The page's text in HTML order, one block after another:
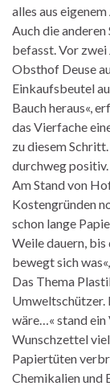
alles aus
Auch die
befasst. Vor
Obsthof Deuse
Einkaufsbeutel
Bauch heraus«,
das Vierfache
zu diesem
durchweg positiv.
Am Stand von
Kostengründen
schon lange
Weile dauern, bis
bewegt sich
Das Thema
wäre…« stand
Wunschzettel
Papiertüten
Chemikalien und